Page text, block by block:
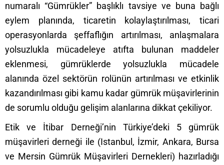
numaralı “Gümrükler” başlıklı tavsiye ve buna bağlı
eylem planında, ticaretin kolaylaştırılması, ticari
operasyonlarda şeffaflığın artırılması, anlaşmalara
yolsuzlukla mücadeleye atıfta bulunan maddeler
eklenmesi, gümrüklerde yolsuzlukla mücadele
alanında özel sektörün rolünün artırılması ve etkinlik
kazandırılması gibi kamu kadar gümrük müşavirlerinin
de sorumlu olduğu gelişim alanlarına dikkat çekiliyor.
Etik ve İtibar Derneği’nin Türkiye’deki 5 gümrük
müşavirleri derneği ile (Istanbul, İzmir, Ankara, Bursa
ve Mersin Gümrük Müşavirleri Dernekleri) hazırladığı